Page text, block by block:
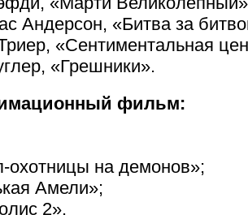
Андерсон, «Битва за
«Сентиментальная
«Грешники».
фильм:
на демонов»;
Амели»;
2».